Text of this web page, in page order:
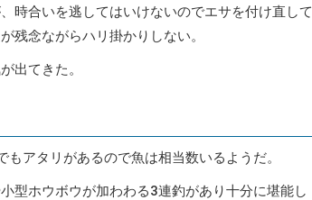
時合いを逃してはいけないのでエサを付け直して
残念ながらハリ掛かりしない。
出てきた。
アタリがあるので魚は相当数いるようだ。
型ホウボウが加わわる3連釣があり十分に堪能し